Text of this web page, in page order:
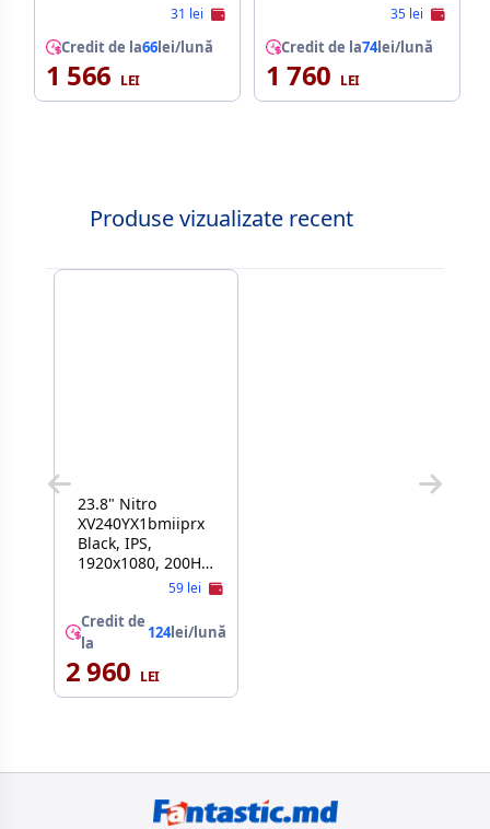
31 lei
Credit de la66lei/lună
1 566
Computer Monitor
for both Work and
Gaming CL25FFB
CL25FFB
35 lei
Credit de la74lei/lună
1 760
Produse vizualizate recent
23.8" Nitro
XV240YX1bmiiprx
Black, IPS,
1920x1080, 200Hz,
0.5msGTG, 250cd,
HDR10, HDMI+DP,
Spkrs, Pivot
59 lei
Credit de
la
124lei/lună
2 960